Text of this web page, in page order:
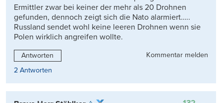
Ermittler zwar bei keiner der mehr als 20 Drohnen
gefunden, dennoch zeigt sich die Nato alarmiert…..
Russland sendet wohl keine leeren Drohnen wenn sie
Polen wirklich angreifen wollte.
Antworten
Kommentar melden
2 Antworten